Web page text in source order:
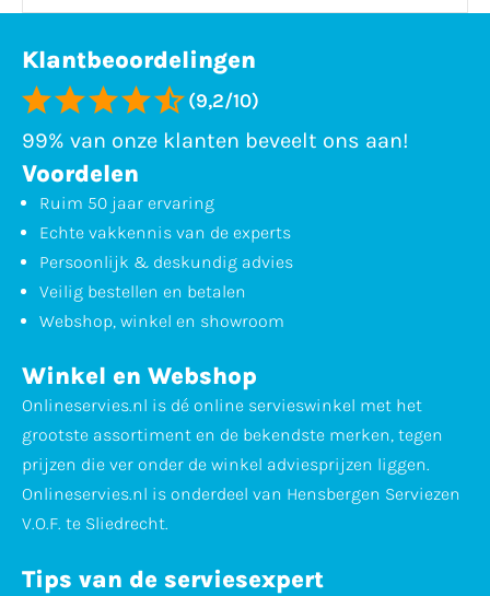
Klantbeoordelingen
(9,2/10)
99% van onze klanten beveelt ons aan!
Voordelen
Ruim 50 jaar ervaring
Echte vakkennis van de experts
Persoonlijk & deskundig advies
Veilig bestellen en betalen
Webshop, winkel en showroom
Winkel en Webshop
Onlineservies.nl is dé online servieswinkel met het
grootste assortiment en de bekendste merken, tegen
prijzen die ver onder de winkel adviesprijzen liggen.
Onlineservies.nl is onderdeel van Hensbergen Serviezen
V.O.F. te Sliedrecht.
Tips van de serviesexpert